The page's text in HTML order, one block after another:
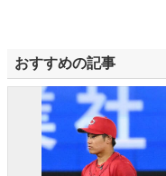
おすすめの記事